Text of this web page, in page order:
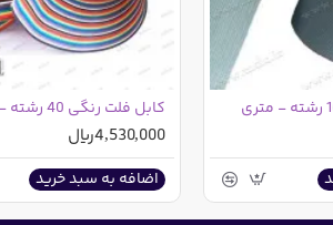
کابل فلت رنگی 40 رشته - متری
4,530,000ریال
اضافه به سبد خرید